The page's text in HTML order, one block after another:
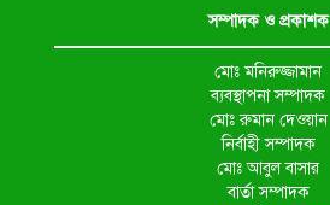
সম্পাদক ও প্রকাশক
মোঃ মনিরুজ্জামান
ব্যবস্থাপনা সম্পাদক
মোঃ রুমান দেওয়ান
নির্বাহী সম্পাদক
মোঃ আবুল বাসার
বার্তা সম্পাদক